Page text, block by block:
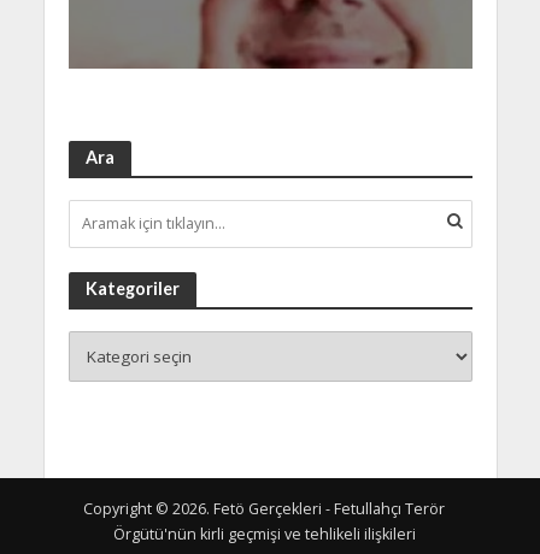
Ara
Kategoriler
Copyright © 2026. Fetö Gerçekleri - Fetullahçı Terör
Örgütü'nün kirli geçmişi ve tehlikeli ilişkileri